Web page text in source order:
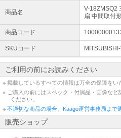
沖縄・北海道・離島への発送は商
場合がございます。 ご了承の上ご
領収書について①(宛名・但書に変更
商品発送後、お客様ご自身で領収書
は住宅設備機器代と記載されます)
領収書について②(【宛名】の変更
お客様にて領収書発行時に【宛名】
領収書について③(【但書】に変更
【但書】の変更が必要なお客様は変
より1週間程でメールにて送付させ
商品名
V-18ZMSQ2
扇 中間取付
商品コード
SKUコード
ご利用の前にお読みください
※ 掲載しているすべての情報は万全の保障をい
※ ご購入の前にはスペック・付属品・画像な
ください。
※ 不適切な商品の場合、Kaago運営事務局まで
販売ショップ